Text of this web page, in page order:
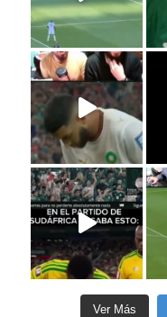
Ver Más